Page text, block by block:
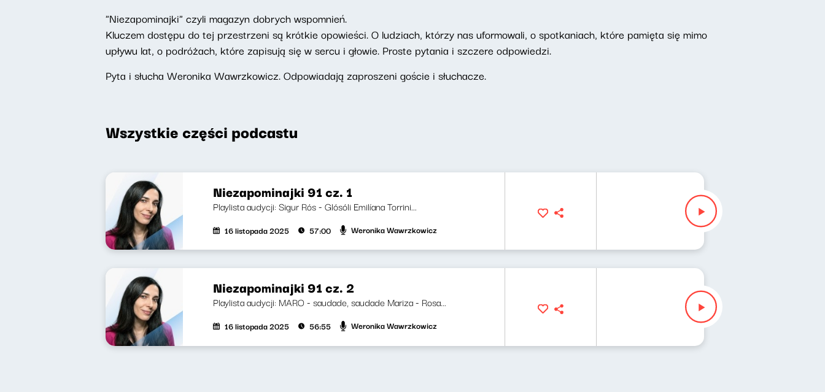
"Niezapominajki" czyli magazyn dobrych wspomnień.
Kluczem dostępu do tej przestrzeni są krótkie opowieści. O ludziach, którzy nas uformowali, o spotkaniach, które pamięta się mimo
upływu lat, o podróżach, które zapisują się w sercu i głowie. Proste pytania i szczere odpowiedzi.
Pyta i słucha Weronika Wawrzkowicz. Odpowiadają zaproszeni goście i słuchacze.
Wszystkie części podcastu
Niezapominajki 91 cz. 1
Playlista audycji: Sigur Rós - Glósóli Emilíana Torrini...
16 listopada 2025 57:00 Weronika Wawrzkowicz
Niezapominajki 91 cz. 2
Playlista audycji: MARO - saudade, saudade Mariza - Rosa...
16 listopada 2025 56:55 Weronika Wawrzkowicz